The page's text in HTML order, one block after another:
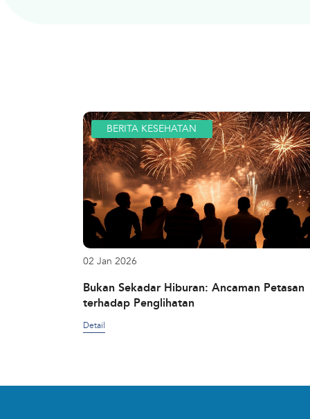
BERITA KESEHATAN
02 Jan 2026
Bukan Sekadar Hiburan: Ancaman Petasan
terhadap Penglihatan
Detail